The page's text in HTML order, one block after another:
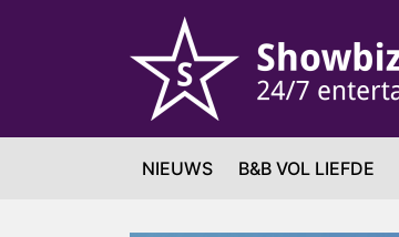
NIEUWS B&B VOL LIEFDE